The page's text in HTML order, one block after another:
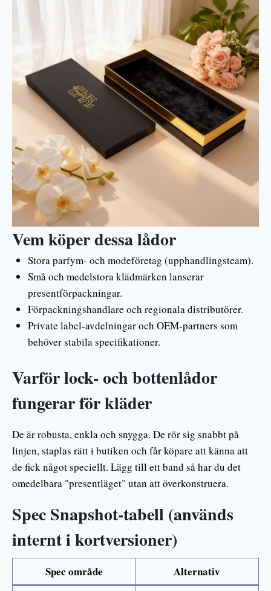
Vem köper dessa lådor
Stora parfym- och modeföretag (upphandlingsteam).
Små och medelstora klädmärken lanserar
presentförpackningar.
Förpackningshandlare och regionala distributörer.
Private label-avdelningar och OEM-partners som
behöver stabila specifikationer.
Varför lock- och bottenlådor
fungerar för kläder
De är robusta, enkla och snygga. De rör sig snabbt på
linjen, staplas rätt i butiken och får köpare att känna att
de fick något speciellt. Lägg till ett band så har du det
omedelbara "presentläget" utan att överkonstruera.
Spec Snapshot-tabell (används
internt i kortversioner)
Spec område Alternativ